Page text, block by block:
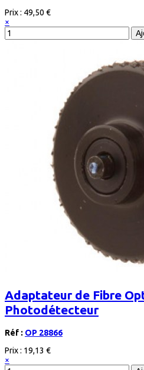
Prix : 49,50 €
×
Adaptateur de Fibre
Photodétecteur
Réf : OP 28866
Prix : 19,13 €
×